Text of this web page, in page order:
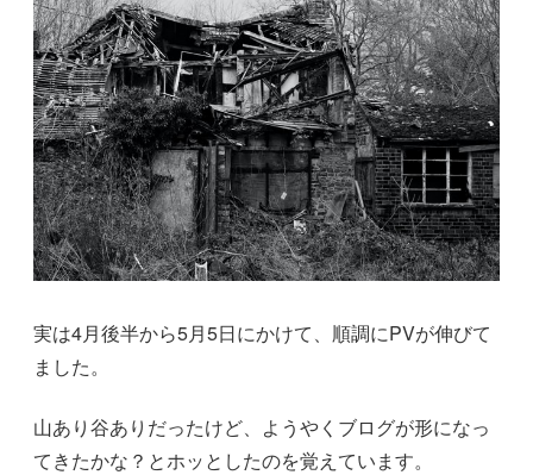
実は4月後半から5月5日にかけて、順調にPVが伸びて
ました。
山あり谷ありだったけど、ようやくブログが形になっ
てきたかな？とホッとしたのを覚えています。